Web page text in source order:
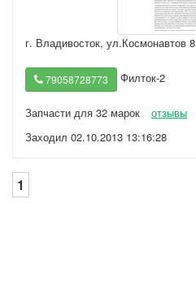
г. Владивосток, ул.Космонавтов 8
79058728773 Филток-2
Запчасти для 32 марок
отзывы
Заходил 02.10.2013 13:16:28
1